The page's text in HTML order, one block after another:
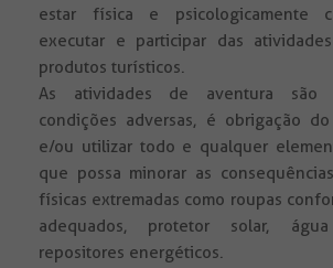
estar física e psicologicamente
executar e participar das
produtos turísticos.
As atividades de aventura são
condições adversas, é obrigação
e/ou utilizar todo e qualquer
que possa minorar as
físicas extremadas como roupas
adequados, protetor solar,
repositores energéticos.